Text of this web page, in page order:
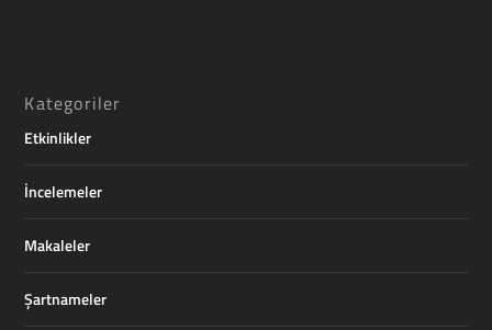
Kategoriler
Etkinlikler
İncelemeler
Makaleler
Şartnameler